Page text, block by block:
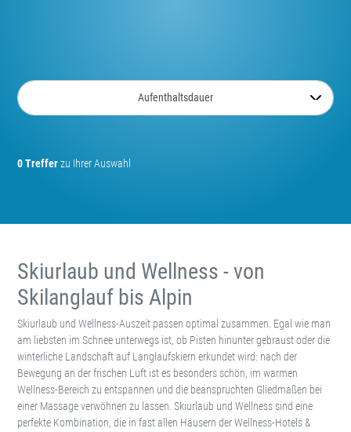
0 Trefferzu Ihrer Auswahl
Skiurlaub und Wellness - von
Skilanglauf bis Alpin
Skiurlaub und Wellness-Auszeit passen optimal zusammen. Egal wie man
am liebsten im Schnee unterwegs ist, ob Pisten hinunter gebraust oder die
winterliche Landschaft auf Langlaufskiern erkundet wird: nach der
Bewegung an der frischen Luft ist es besonders schön, im warmen
Wellness-Bereich zu entspannen und die beanspruchten Gliedmaßen bei
einer Massage verwöhnen zu lassen. Skiurlaub und Wellness sind eine
perfekte Kombination, die in fast allen Häusern der Wellness-Hotels &